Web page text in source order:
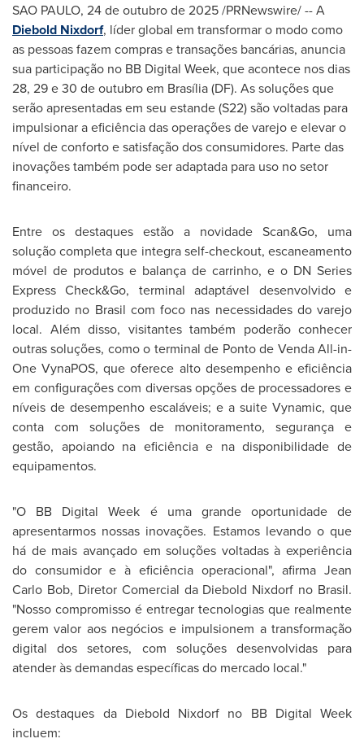
SAO PAULO, 24 de outubro de 2025/PRNewswire/ -- A
Diebold Nixdorf, líder global em transformar o modo como
as pessoas fazem compras e transações bancárias, anuncia
sua participação no BB Digital Week, que acontece nos dias
28, 29 e 30 de outubro em Brasília (DF). As soluções que
serão apresentadas em seu estande (S22) são voltadas para
impulsionar a eficiência das operações de varejo e elevar o
nível de conforto e satisfação dos consumidores. Parte das
inovações também pode ser adaptada para uso no setor
financeiro.
Entre os destaques estão a novidade Scan&Go, uma
solução completa que integra self-checkout, escaneamento
móvel de produtos e balança de carrinho, e o DN Series
Express Check&Go, terminal adaptável desenvolvido e
produzido no Brasil com foco nas necessidades do varejo
local. Além disso, visitantes também poderão conhecer
outras soluções, como o terminal de Ponto de Venda All-in-
One VynaPOS, que oferece alto desempenho e eficiência
em configurações com diversas opções de processadores e
níveis de desempenho escaláveis; e a suite Vynamic, que
conta com soluções de monitoramento, segurança e
gestão, apoiando na eficiência e na disponibilidade de
equipamentos.
"O BB Digital Week é uma grande oportunidade de
apresentarmos nossas inovações. Estamos levando o que
há de mais avançado em soluções voltadas à experiência
do consumidor e à eficiência operacional", afirma Jean
Carlo Bob, Diretor Comercial da Diebold Nixdorf no Brasil.
"Nosso compromisso é entregar tecnologias que realmente
gerem valor aos negócios e impulsionem a transformação
digital dos setores, com soluções desenvolvidas para
atender às demandas específicas do mercado local."
Os destaques da Diebold Nixdorf no BB Digital Week
incluem: